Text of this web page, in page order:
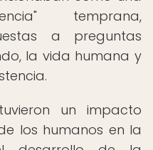
temprana,
a preguntas
la vida humana y
un impacto
los humanos en la